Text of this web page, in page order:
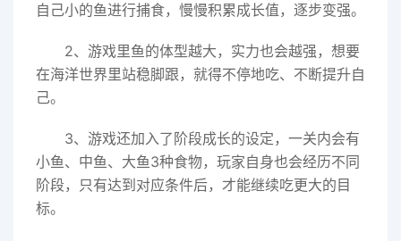
自己小的鱼进行捕食，慢慢积累成长值，逐步变强。
2、游戏里鱼的体型越大，实力也会越强，想要
在海洋世界里站稳脚跟，就得不停地吃、不断提升自
己。
3、游戏还加入了阶段成长的设定，一关内会有
小鱼、中鱼、大鱼3种食物，玩家自身也会经历不同
阶段，只有达到对应条件后，才能继续吃更大的目
标。